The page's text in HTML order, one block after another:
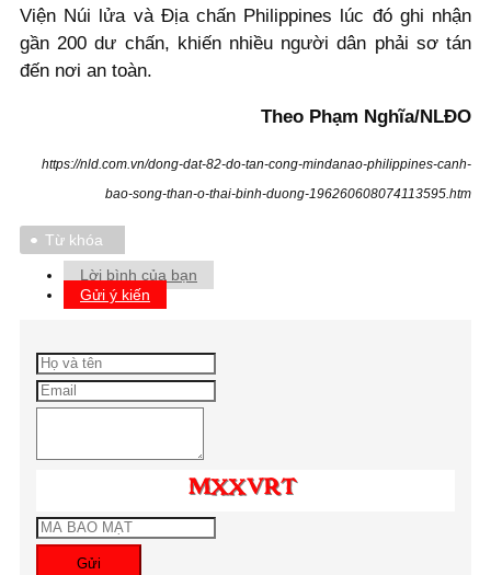
Viện Núi lửa và Địa chấn Philippines lúc đó ghi nhận
gần 200 dư chấn, khiến nhiều người dân phải sơ tán
đến nơi an toàn.
Theo Phạm Nghĩa/NLĐO
https://nld.com.vn/dong-dat-82-do-tan-cong-mindanao-philippines-canh-
bao-song-than-o-thai-binh-duong-196260608074113595.htm
Từ khóa
Lời bình của bạn
Gửi ý kiến
Gửi